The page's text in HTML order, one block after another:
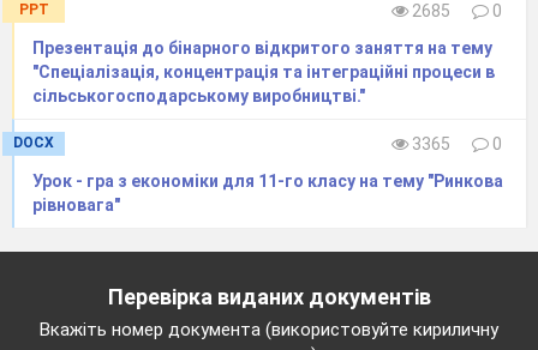
розрахунків банкнотами з великою кількістю
нулів).
З міжнародної практики відомо багато видів
грошових реформ. Про основні з них ми
поговоримо зараз.
За масштабами запланованих змін грошової
системи країни розрізняють повну та часткову
PPT 2685
0
Презентація до бінарного відкритого заняття на тему
"Спеціалізація, концентрація та інтеграційні процеси в
сільськогосподарському виробництві."
DOCX 3365
0
Урок - гра з економіки для 11-го класу на тему "Ринкова
рівновага"
Перевірка виданих документів
Вкажіть номер документа (використовуйте кириличну